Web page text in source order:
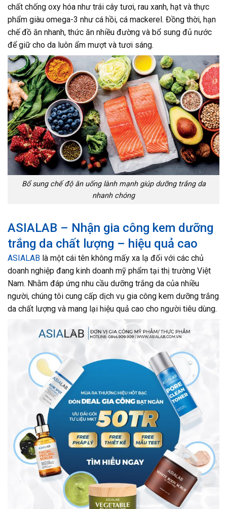
chất chống oxy hóa như trái cây tươi, rau xanh, hạt và thực
phẩm giàu omega-3 như cá hồi, cá mackerel. Đồng thời, hạn
chế đồ ăn nhanh, thức ăn nhiều đường và bổ sung đủ nước
để giữ cho da luôn ẩm mượt và tươi sáng.
Bổ sung chế độ ăn uống lành mạnh giúp dưỡng trắng da
nhanh chóng
ASIALAB – Nhận gia công kem dưỡng
trắng da chất lượng – hiệu quả cao
ASIALAB là một cái tên không mấy xa lạ đối với các chủ
doanh nghiệp đang kinh doanh mỹ phẩm tại thị trường Việt
Nam. Nhằm đáp ứng nhu cầu dưỡng trắng da của nhiều
người, chúng tôi cung cấp dịch vụ gia công kem dưỡng trắng
da chất lượng và mang lại hiệu quả cao cho người tiêu dùng.